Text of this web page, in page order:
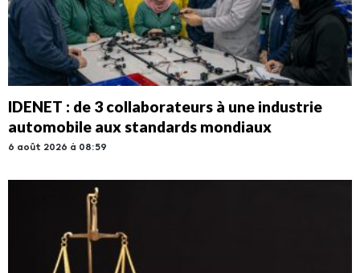
IDENET : de 3 collaborateurs à une industrie
automobile aux standards mondiaux
6 août 2026 à 08:59